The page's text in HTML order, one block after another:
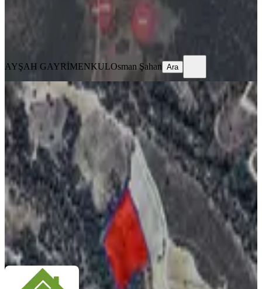
AYŞAH GAYRİMENKUL Osman Şahan
AYŞAH GAYRİMENKULOsman Şahan Ara
Denizli Kale Esenkaya'da Yatırımlık
Satılık 11.342 M² Tarla...
Kale, Esenkaya Mahallesi
148/m² · 11.04.2026
1.675.000 ₺
KIRKSEKİZ EMLAK GAYRİMENKUL Hasan Yıldırım
Ara